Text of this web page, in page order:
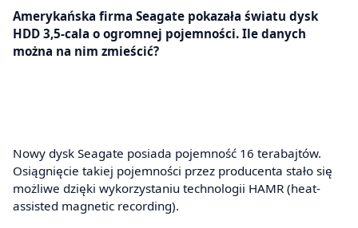
Amerykańska firma Seagate pokazała światu dysk
HDD 3,5-cala o ogromnej pojemności. Ile danych
można na nim zmieścić?
Nowy dysk Seagate posiada pojemność 16 terabajtów.
Osiągnięcie takiej pojemności przez producenta stało się
możliwe dzięki wykorzystaniu technologii HAMR (heat-
assisted magnetic recording).